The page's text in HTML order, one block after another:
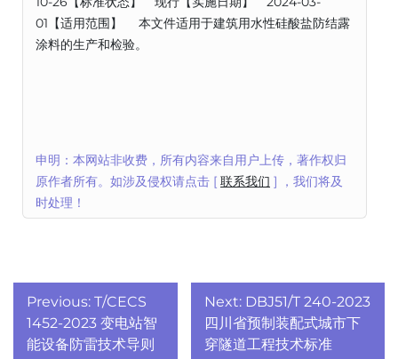
01【适用范围】 本文件适用于建筑用水性硅酸盐防结露
涂料的生产和检验。
申明：本网站非收费，所有内容来自用户上传，著作权归
原作者所有。如涉及侵权请点击 [ 联系我们 ] ，我们将及
时处理！
文
章
Previous: T/CECS
1452-2023 变电站智
能设备防雷技术导则
Next: DBJ51/T 240-2023
四川省预制装配式城市下
穿隧道工程技术标准